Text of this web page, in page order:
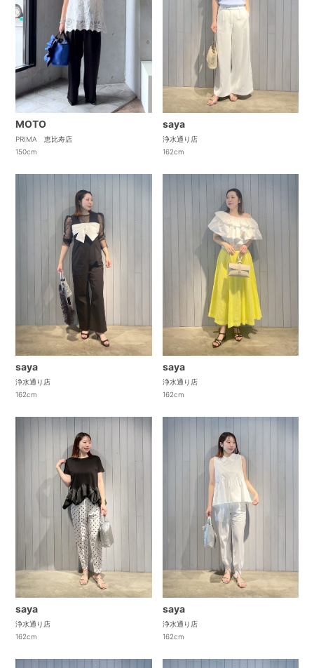
MOTO
PRIMA 恵比寿店
150cm
saya
浄水通り店
162cm
saya
浄水通り店
162cm
saya
浄水通り店
162cm
saya
浄水通り店
162cm
saya
浄水通り店
162cm